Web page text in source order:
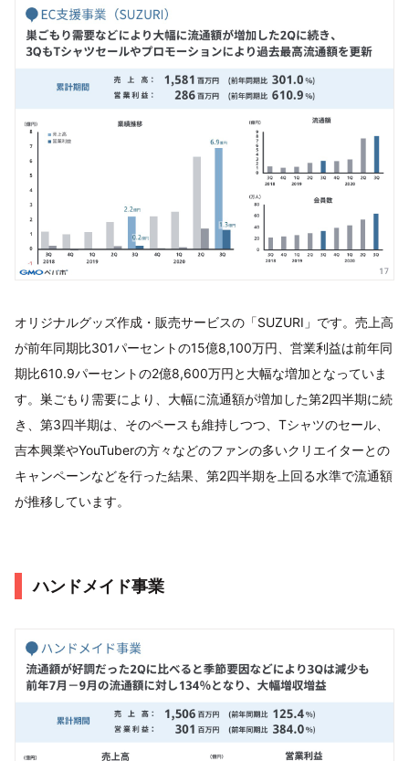
オリジナルグッズ作成・販売サービスの「SUZURI」です。売上高
が前年同期比301パーセントの15億8,100万円、営業利益は前年同
期比610.9パーセントの2億8,600万円と大幅な増加となっていま
す。巣ごもり需要により、大幅に流通額が増加した第2四半期に続
き、第3四半期は、そのペースも維持しつつ、Tシャツのセール、
吉本興業やYouTuberの方々などのファンの多いクリエイターとの
キャンペーンなどを行った結果、第2四半期を上回る水準で流通額
が推移しています。
ハンドメイド事業